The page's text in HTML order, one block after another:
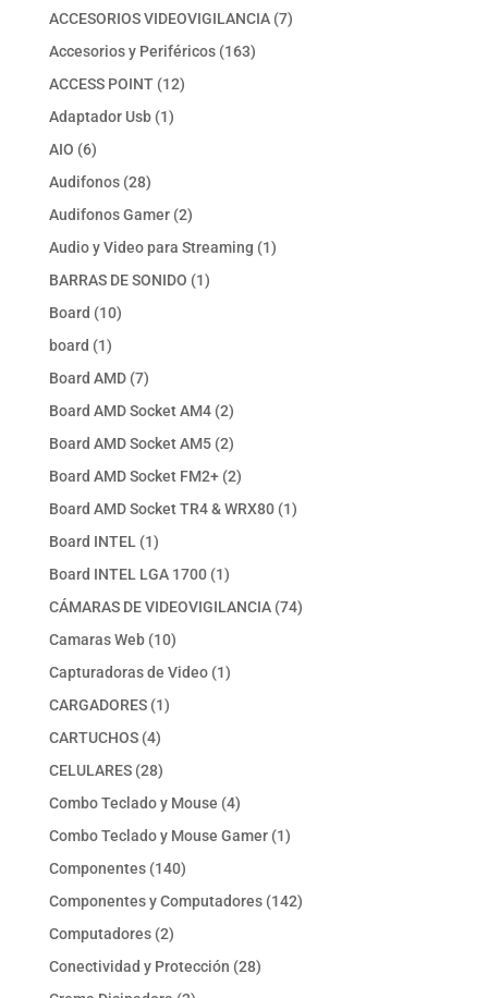
producto
ACCESORIOS VIDEOVIGILANCIA 77
Accesorios y Periféricos 163163
ACCESS POINT 1212
Adaptador Usb 11
AIO 66
productos
Audifonos 2828
productos
Audifonos Gamer 22
productos
Audio y Video para Streaming 11
BARRAS DE SONIDO 11
Board 1010
board 11
producto
Board AMD 77
productos
Board AMD Socket AM4 22
productos
Board AMD Socket AM5 22
productos
Board AMD Socket FM2+ 22
productos
Board AMD Socket TR4 & WRX80 11
Board INTEL 11
producto
Board INTEL LGA 1700 11
producto
CÁMARAS DE VIDEOVIGILANCIA 7474
Camaras Web 1010
productos
Capturadoras de Video 11
CARGADORES 11
CARTUCHOS 44
productos
CELULARES 2828
productos
Combo Teclado y Mouse 44
productos
Combo Teclado y Mouse Gamer 11
Componentes 140140
productos
Componentes y Computadores 142142
Computadores 22
productos
Conectividad y Protección 2828